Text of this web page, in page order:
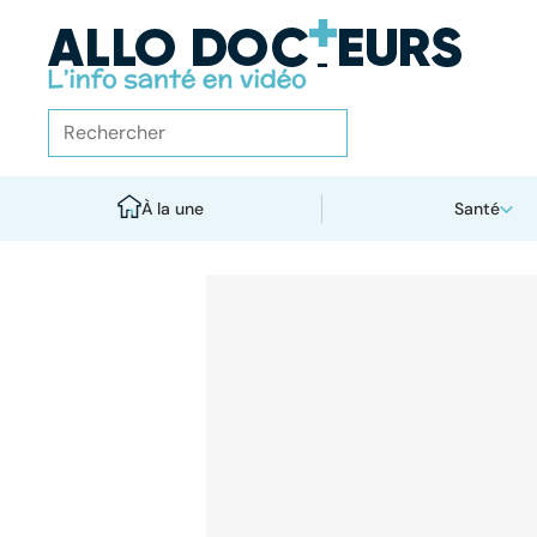
À la une Santé